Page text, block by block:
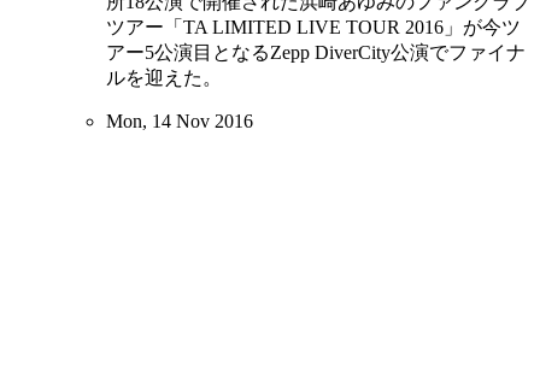
ツアー「TA LIMITED LIVE TOUR 2016」が今ツ
アー5公演目となるZepp DiverCity公演でファイナ
ルを迎えた。
Mon, 14 Nov 2016